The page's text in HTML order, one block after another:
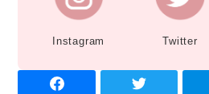
Instagram Twitter